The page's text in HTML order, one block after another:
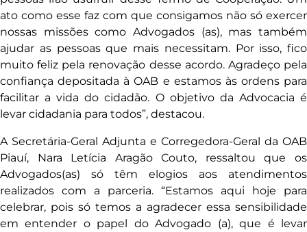
ato como esse faz com que consigamos não só exercer
nossas missões como Advogados (as), mas também
ajudar as pessoas que mais necessitam. Por isso, fico
muito feliz pela renovação desse acordo. Agradeço pela
confiança depositada à OAB e estamos às ordens para
facilitar a vida do cidadão. O objetivo da Advocacia é
levar cidadania para todos”, destacou.
A Secretária-Geral Adjunta e Corregedora-Geral da OAB
Piauí, Nara Letícia Aragão Couto, ressaltou que os
Advogados(as) só têm elogios aos atendimentos
realizados com a parceria. “Estamos aqui hoje para
celebrar, pois só temos a agradecer essa sensibilidade
em entender o papel do Advogado (a), que é levar